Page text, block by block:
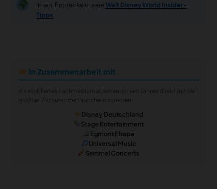
innen. Entdecke unsere Walt Disney World Insider-
Tipps
In Zusammenarbeit mit
Disney Deutschland
Stage Entertainment
Egmont Ehapa
Universal Music
Semmel Concerts